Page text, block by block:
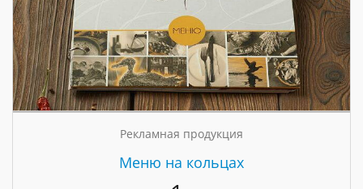
Рекламная продукция
Меню на кольцах